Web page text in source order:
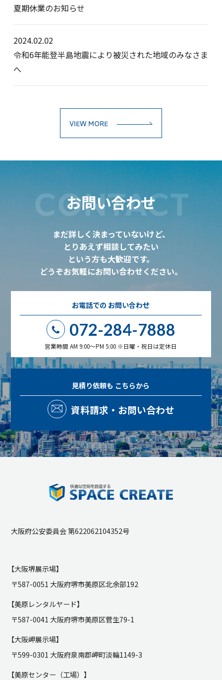
夏期休業のお知らせ
2024.02.02
令和6年能登半島地震により被災された地域のみなさま
へ
VIEW MORE
お問い合わせ
CONTACT
まだ詳しく決まっていないけど、
とりあえず相談してみたい
という方も大歓迎です。
どうぞお気軽にお問い合わせください。
お電話での お問い合わせ
072-284-7888
営業時間 AM 9:00～PM 5:00 ※日曜・祝日は定休日
見積り依頼も こちらから
資料請求・お問い合わせ
大阪府公安委員会 第622062104352号
【大阪堺展示場】
〒587-0051 大阪府堺市美原区北余部192
【美原レンタルヤード】
〒587-0041 大阪府堺市美原区菅生79-1
【大阪岬展示場】
〒599-0301 大阪府泉南郡岬町淡輪1149-3
【美原センター（工場）】